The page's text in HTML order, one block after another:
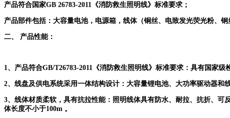
产品符合国家GB 26783-2011《消防救生照明线》标准要求；
产品部件包括：大容量电池，电源箱，线体（铜丝、电致发光荧光粉、钢
二、 产品性能：
1、产品符合GB/T26783-2011《消防救生照明线》标准要求： 具有国家级
2、线盘及供电系统采用一体结构设计 ： 大容量锂电池、大功率驱动器和
3、线体材质柔软，具有抗拉性能：照明线体具有防水、耐拉、抗折、可
体长度不小于100m 。